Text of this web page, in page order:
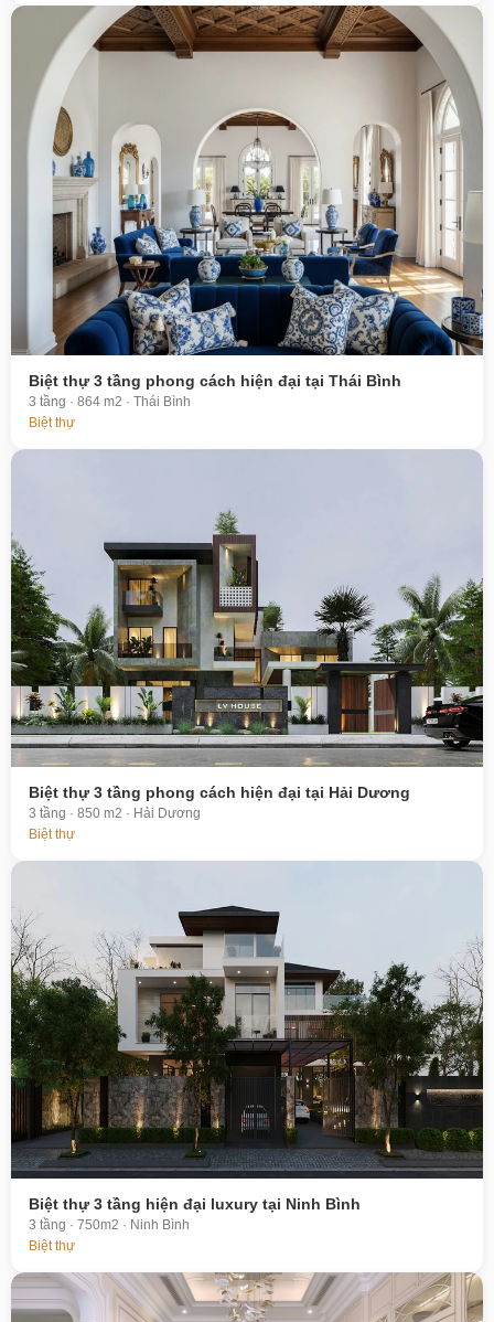
Biệt thự 3 tầng phong cách hiện đại tại Thái Bình
3 tầng · 864 m2 · Thái Bình
Biệt thự
Biệt thự 3 tầng phong cách hiện đại tại Hải Dương
3 tầng · 850 m2 · Hải Dương
Biệt thự
Biệt thự 3 tầng hiện đại luxury tại Ninh Bình
3 tầng · 750m2 · Ninh Bình
Biệt thự